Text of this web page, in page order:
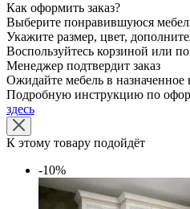
Как оформить заказ?
Выберите понравившуюся
Укажите размер, цвет,
Воспользуйтесь корзиной или
Менеджер подтвердит заказ
Ожидайте мебель в назначенное
Подробную инструкцию по
здесь
К этому товару подойдёт
-10%